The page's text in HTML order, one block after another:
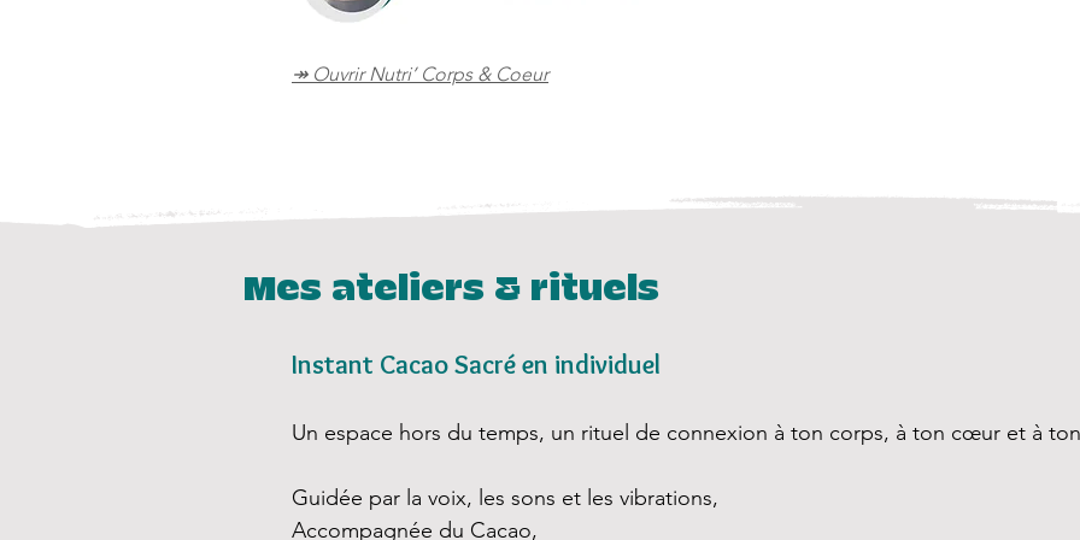
↠ Ouvrir Nutri’ Corps & Coeur
Mes ateliers & rituels
Instant Cacao Sacré en individuel
Un espace hors du temps, un rituel de connexion à ton corps, à ton cœur et à
Guidée par la voix, les sons et les vibrations,
Accompagnée du Cacao,